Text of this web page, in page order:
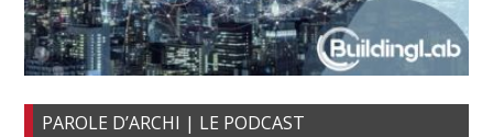
PAROLE D’ARCHI | LE PODCAST